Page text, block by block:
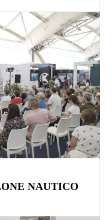
NAUTICO